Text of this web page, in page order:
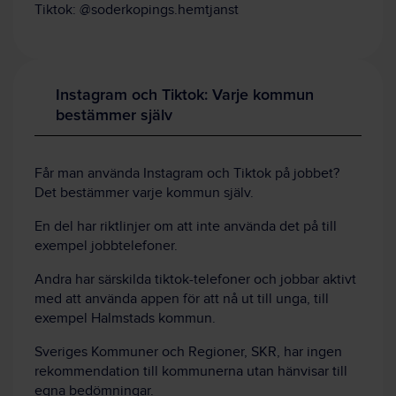
Tiktok: @soderkopings.hemtjanst
Instagram och Tiktok: Varje kommun
bestämmer själv
Får man använda Instagram och Tiktok på jobbet?
Det bestämmer varje kommun själv.
En del har riktlinjer om att inte använda det på till
exempel jobbtelefoner.
Andra har särskilda tiktok-telefoner och jobbar aktivt
med att använda appen för att nå ut till unga, till
exempel Halmstads kommun.
Sveriges Kommuner och Regioner, SKR, har ingen
rekommendation till kommunerna utan hänvisar till
egna bedömningar.